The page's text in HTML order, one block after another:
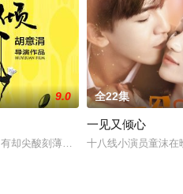
9.0
却尖酸刻薄的西餐厅老板杨敬一（张
全22集
一见又倾心
十八线小演员童沫在